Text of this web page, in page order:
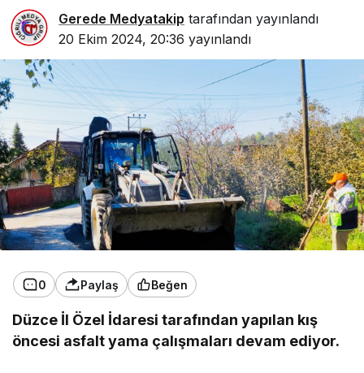
Gerede Medyatakip tarafından yayınlandı
20 Ekim 2024, 20:36 yayınlandı
0 Paylaş Beğen
Düzce İl Özel İdaresi tarafından yapılan kış
öncesi asfalt yama çalışmaları devam ediyor.